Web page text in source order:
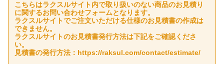
こちらはラクスルサイト内で取り扱いのない商品のお見積り
に関するお問い合わせフォームとなります。
ラクスルサイトでご注文いただける仕様のお見積書の作成は
できません。
ラクスルサイトのお見積書発行方法は下記をご確認くださ
い。
見積書の発行方法：https://raksul.com/contact/estimate/